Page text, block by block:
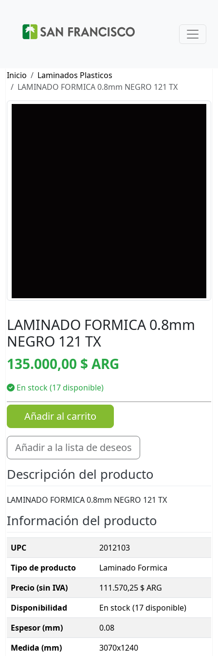
Inicio
Laminados Plasticos
LAMINADO FORMICA 0.8mm NEGRO 121 TX
LAMINADO FORMICA 0.8mm
NEGRO 121 TX
135.000,00 $ ARG
En stock (17 disponible)
Añadir al carrito
Añadir a la lista de deseos
Descripción del producto
LAMINADO FORMICA 0.8mm NEGRO 121 TX
Información del producto
UPC
2012103
Tipo de producto
Laminado Formica
Precio (sin IVA)
111.570,25 $ ARG
Disponibilidad
En stock (17 disponible)
Espesor (mm)
0.08
Medida (mm)
3070x1240